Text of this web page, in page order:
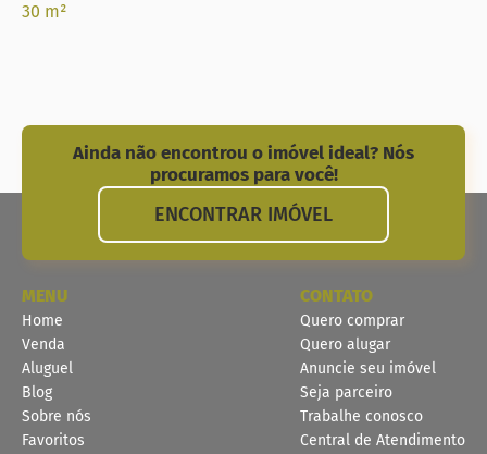
30 m²
Ainda não encontrou o imóvel ideal? Nós
procuramos para você!
ENCONTRAR IMÓVEL
MENU
Home
Venda
Aluguel
Blog
Sobre nós
Favoritos
CONTATO
Quero comprar
Quero alugar
Anuncie seu imóvel
Seja parceiro
Trabalhe conosco
Central de Atendimento